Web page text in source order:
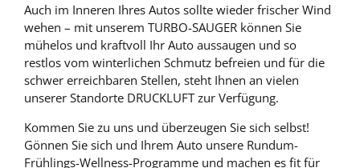
Auch im Inneren Ihres Autos sollte wieder frischer Wind
wehen – mit unserem TURBO-SAUGER können Sie
mühelos und kraftvoll Ihr Auto aussaugen und so
restlos vom winterlichen Schmutz befreien und für die
schwer erreichbaren Stellen, steht Ihnen an vielen
unserer Standorte DRUCKLUFT zur Verfügung.
Kommen Sie zu uns und überzeugen Sie sich selbst!
Gönnen Sie sich und Ihrem Auto unsere Rundum-
Frühlings-Wellness-Programme und machen es fit für